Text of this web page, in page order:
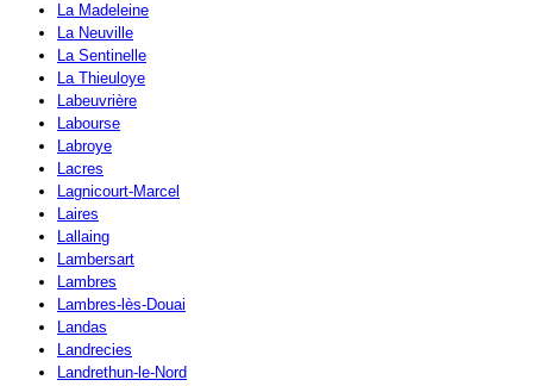
La Madeleine
La Neuville
La Sentinelle
La Thieuloye
Labeuvrière
Labourse
Labroye
Lacres
Lagnicourt-Marcel
Laires
Lallaing
Lambersart
Lambres
Lambres-lès-Douai
Landas
Landrecies
Landrethun-le-Nord